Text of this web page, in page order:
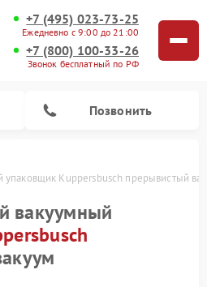
+7 (495) 023-73-25
Ежедневно с 9:00 до 21:00
+7 (800) 100-33-26
Звонок бесплатный по РФ
Позвонить
Kuppersbusch прерывистый
вакуумный